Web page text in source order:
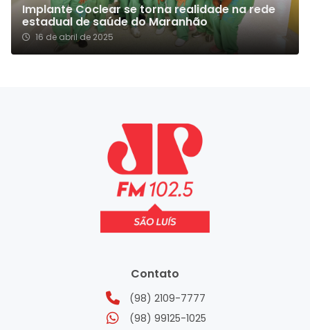
Implante Coclear se torna realidade na rede
estadual de saúde do Maranhão
16 de abril de 2025
Contato
(98) 2109-7777
(98) 99125-1025